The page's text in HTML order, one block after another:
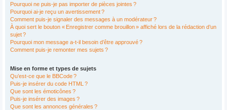
Pourquoi ne puis-je pas importer de pièces jointes ?
Pourquoi ai-je reçu un avertissement ?
Comment puis-je signaler des messages à un modérateur ?
À quoi sert le bouton « Enregistrer comme brouillon » affiché lors de la rédaction d’un
sujet ?
Pourquoi mon message a-t-il besoin d’être approuvé ?
Comment puis-je remonter mes sujets ?
Mise en forme et types de sujets
Qu’est-ce que le BBCode ?
Puis-je insérer du code HTML ?
Que sont les émoticônes ?
Puis-je insérer des images ?
Que sont les annonces générales ?